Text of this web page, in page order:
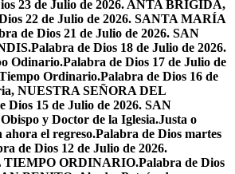
23 de Julio de 2026. ANTA BRÍGIDA,
22 de Julio de 2026. SANTA MARÍA
de Dios 21 de Julio de 2026. SAN
Palabra de Dios 18 de Julio de 2026.
Odinario.Palabra de Dios 17 de Julio de
Ordinario.Palabra de Dios 16 de
NUESTRA SEÑORA DEL
Dios 15 de Julio de 2026. SAN
y Doctor de la Iglesia.Justa o
el regreso.Palabra de Dios martes
de Dios 12 de Julio de 2026.
ORDINARIO.Palabra de Dios